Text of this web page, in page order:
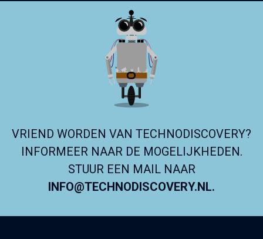
VRIEND WORDEN VAN TECHNODISCOVERY?
INFORMEER NAAR DE MOGELIJKHEDEN.
STUUR EEN MAIL NAAR
INFO@TECHNODISCOVERY.NL.